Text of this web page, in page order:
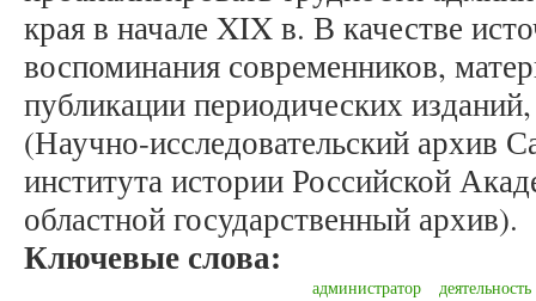
края в начале XIX в. В качестве
воспоминания современников,
публикации периодических
(Научно-исследовательский архив
института истории Российской
областной государственный архив).
Ключевые слова:
администратор деятельность